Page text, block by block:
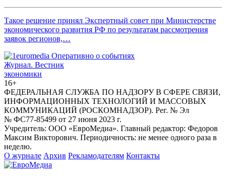
Такое решение принял Экспертный совет при Министерстве
экономического развития РФ по результатам рассмотрения
заявок регионов,…
Журнал. Вестник
экономики
16+
ФЕДЕРАЛЬНАЯ СЛУЖБА ПО НАДЗОРУ В СФЕРЕ СВЯЗИ,
ИНФОРМАЦИОННЫХ ТЕХНОЛОГИЙ И МАССОВЫХ
КОММУНИКАЦИЙ (РОСКОМНАДЗОР). Рег. № Эл
№ ФС77-85499 от 27 июня 2023 г.
Учредитель: ООО «ЕвроМедиа». Главный редактор: Федоров
Максим Викторович. Периодичность: не менее одного раза в
неделю.
О журнале Архив Рекламодателям Контакты